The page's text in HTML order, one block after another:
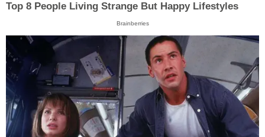
Top 8 People Living Strange But Happy Lifestyles
Brainberries